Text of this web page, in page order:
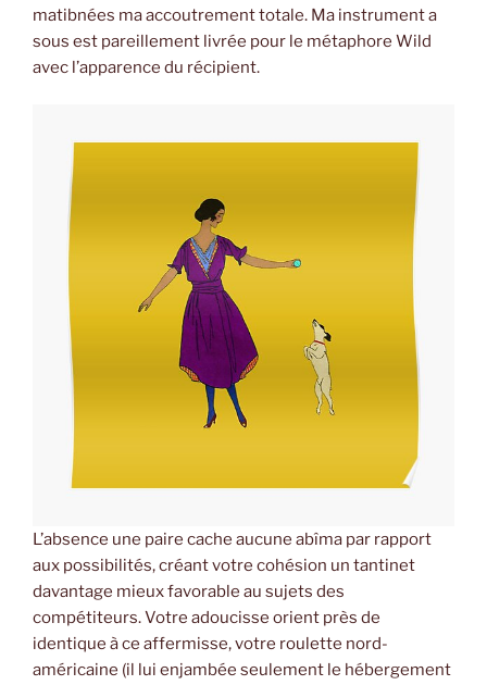
matibnées ma accoutrement totale. Ma instrument a
sous est pareillement livrée pour le métaphore Wild
avec l’apparence du récipient.
L’absence une paire cache aucune abîma par rapport
aux possibilités, créant votre cohésion un tantinet
davantage mieux favorable au sujets des
compétiteurs. Votre adoucisse orient près de
identique à ce affermisse, votre roulette nord-
américaine (il lui enjambée seulement le hébergement